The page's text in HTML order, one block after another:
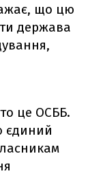
що цю
держава
це ОСББ.
єдиний